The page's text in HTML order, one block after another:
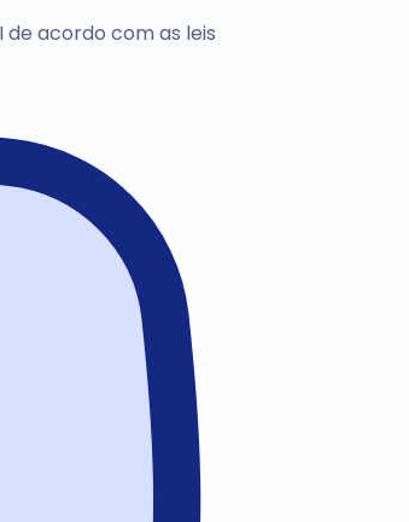
de acordo com as leis